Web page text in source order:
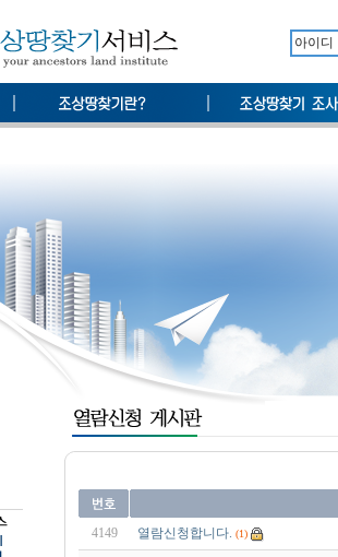
4149 열람신청합니다. (1)